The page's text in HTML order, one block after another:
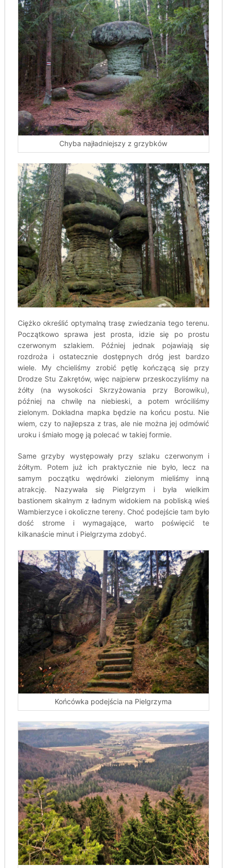
Chyba najładniejszy z grzybków
Ciężko określić optymalną trasę zwiedzania tego terenu.
Początkowo sprawa jest prosta, idzie się po prostu
czerwonym szlakiem. Później jednak pojawiają się
rozdroża i ostatecznie dostępnych dróg jest bardzo
wiele. My chcieliśmy zrobić pętlę kończącą się przy
Drodze Stu Zakrętów, więc najpierw przeskoczyliśmy na
żółty (na wysokości Skrzyżowania przy Borowiku),
później na chwilę na niebieski, a potem wróciliśmy
zielonym. Dokładna mapka będzie na końcu postu. Nie
wiem, czy to najlepsza z tras, ale nie można jej odmówić
uroku i śmiało mogę ją polecać w takiej formie.
Same grzyby występowały przy szlaku czerwonym i
żółtym. Potem już ich praktycznie nie było, lecz na
samym początku wędrówki zielonym mieliśmy inną
atrakcję. Nazywała się Pielgrzym i była wielkim
bastionem skalnym z ładnym widokiem na pobliską wieś
Wambierzyce i okoliczne tereny. Choć podejście tam było
dość strome i wymagające, warto poświęcić te
kilkanaście minut i Pielgrzyma zdobyć.
Końcówka podejścia na Pielgrzyma